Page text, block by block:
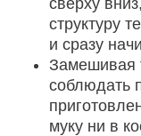
структуру
и сразу
Замешивая
соблюдать
муку ни в